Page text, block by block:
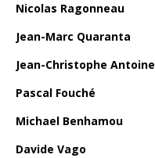
Nicolas Ragonneau
Jean-Marc Quaranta
Jean-Christophe Antoine
Pascal Fouché
Michael Benhamou
Davide Vago